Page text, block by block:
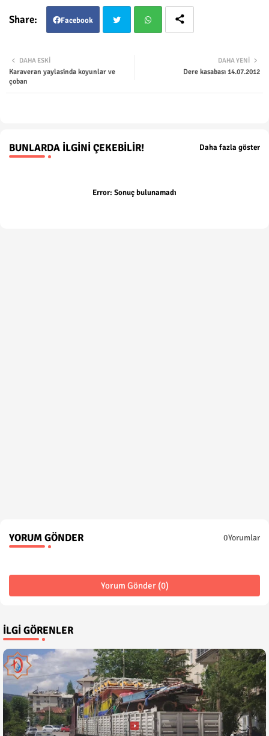
Facebook
ter
DAHA YENI
Dere kasabası 14.07.2012
DAHA ESKI
Karaveran yaylasinda koyunlar ve
çoban
BUNLARDA İLGINI ÇEKEBILIR! Daha fazla göster
Error: Sonuç bulunamadı
YORUM GÖNDER 0Yorumlar
Yorum Gönder (0)
İLGI GÖRENLER